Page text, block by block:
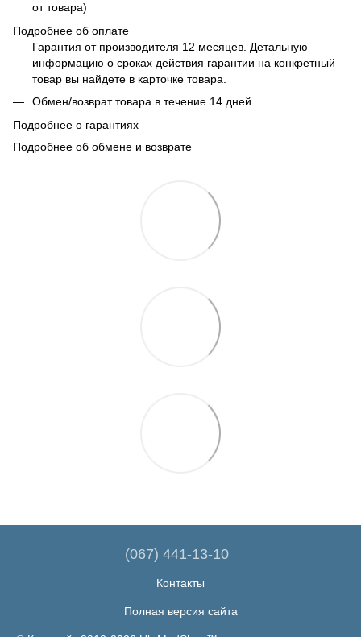
от товара)
Подробнее об оплате
Гарантия от производителя 12 месяцев. Детальную
информацию о сроках действия гарантии на конкретный
товар вы найдете в карточке товара.
Обмен/возврат товара в течение 14 дней.
Подробнее о гарантиях
Подробнее об обмене и возврате
(067) 441-13-10
Контакты
Полная версия сайта